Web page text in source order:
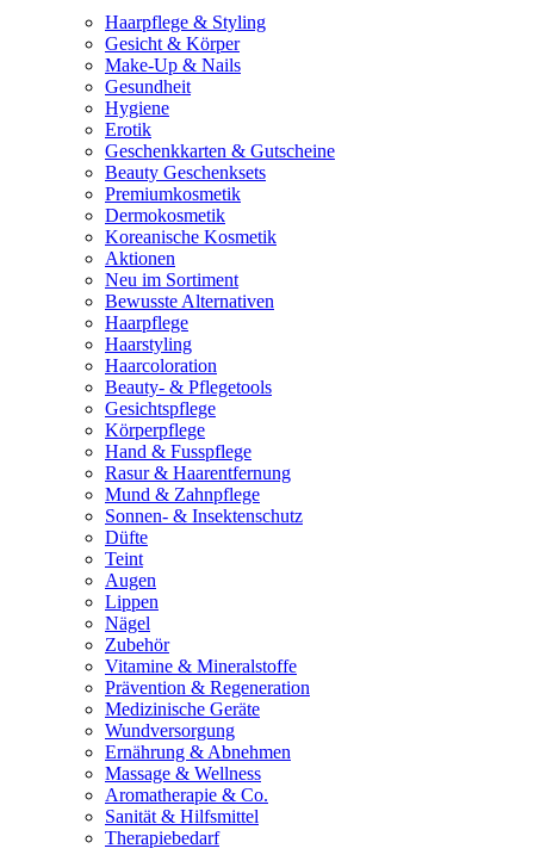
Haarpflege & Styling
Gesicht & Körper
Make-Up & Nails
Gesundheit
Hygiene
Erotik
Geschenkkarten & Gutscheine
Beauty Geschenksets
Premiumkosmetik
Dermokosmetik
Koreanische Kosmetik
Aktionen
Neu im Sortiment
Bewusste Alternativen
Haarpflege
Haarstyling
Haarcoloration
Beauty- & Pflegetools
Gesichtspflege
Körperpflege
Hand & Fusspflege
Rasur & Haarentfernung
Mund & Zahnpflege
Sonnen- & Insektenschutz
Düfte
Teint
Augen
Lippen
Nägel
Zubehör
Vitamine & Mineralstoffe
Prävention & Regeneration
Medizinische Geräte
Wundversorgung
Ernährung & Abnehmen
Massage & Wellness
Aromatherapie & Co.
Sanität & Hilfsmittel
Therapiebedarf